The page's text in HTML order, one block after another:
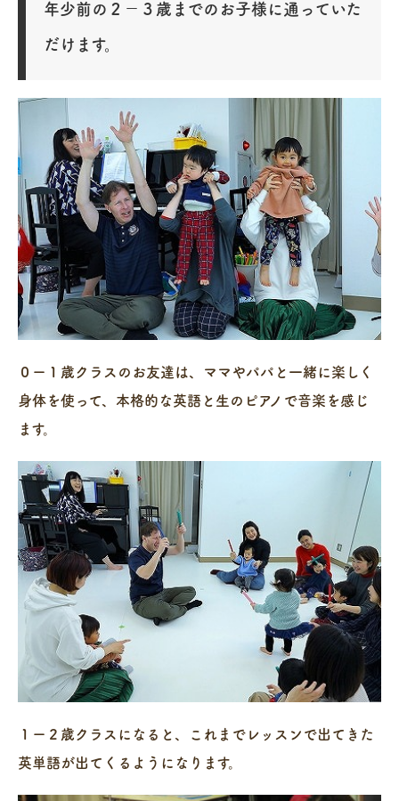
年少前の２－３歳までのお子様に通っていた
だけます。
０ー１歳クラスのお友達は、ママやパパと一緒に楽しく
身体を使って、本格的な英語と生のピアノで音楽を感じ
ます。
１ー２歳クラスになると、これまでレッスンで出てきた
英単語が出てくるようになります。